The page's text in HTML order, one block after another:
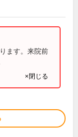
ます。来院前
×閉じる